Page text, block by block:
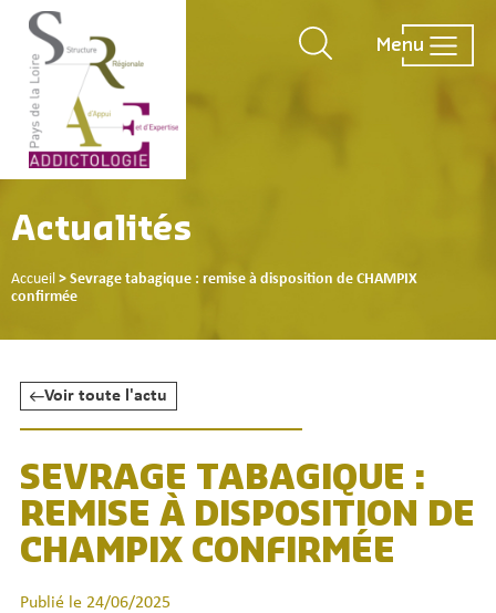
Menu
Actualités
Accueil > Sevrage tabagique : remise à disposition de CHAMPIX
confirmée
Voir toute l'actu
SEVRAGE TABAGIQUE :
REMISE À DISPOSITION DE
CHAMPIX CONFIRMÉE
Publié le 24/06/2025